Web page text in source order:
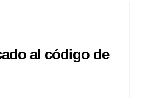
al código de